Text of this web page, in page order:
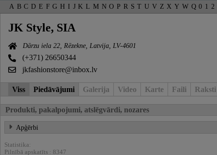
A B C D E F G H I J K L M N O P R S T U V Z X Y W Q 0 1 2
JK Style, SIA
Dārzu iela 22, Rēzekne, Latvija, LV-4601
(+371) 26650344
jkfashionstore@inbox.lv
Viss Piedāvājumi Galerija Video Karte Faili Raksti
Produkti, pakalpojumi, atslēgvārdi, nozares
Apģērbi
Statistika:
Pilnībā apskatīts : 8347